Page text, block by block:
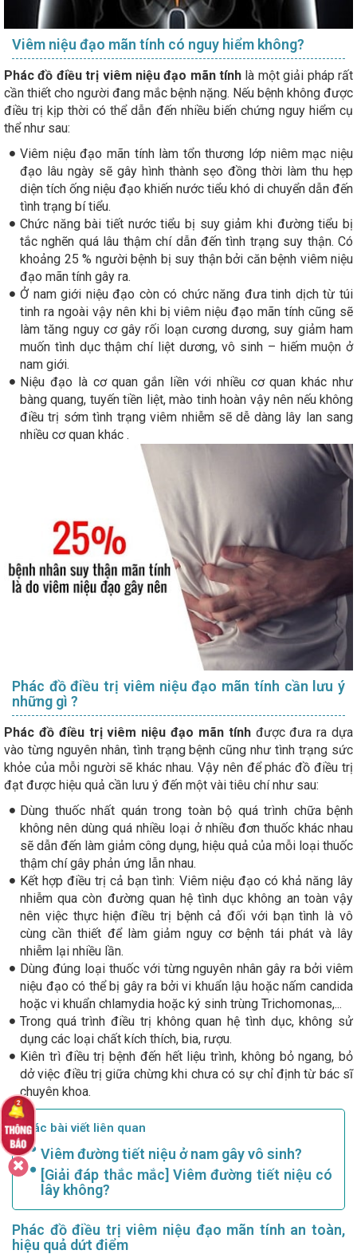
Viêm niệu đạo mãn tính có nguy hiểm không?
Phác đồ điều trị viêm niệu đạo mãn tính là một giải pháp rất
cần thiết cho người đang mắc bệnh nặng. Nếu bệnh không được
điều trị kịp thời có thể dẫn đến nhiều biến chứng nguy hiểm cụ
thể như sau:
Viêm niệu đạo mãn tính làm tổn thương lớp niêm mạc niệu
đạo lâu ngày sẽ gây hình thành sẹo đồng thời làm thu hẹp
diện tích ống niệu đạo khiến nước tiểu khó di chuyển dẫn đến
tình trạng bí tiểu.
Chức năng bài tiết nước tiểu bị suy giảm khi đường tiểu bị
tắc nghẽn quá lâu thậm chí dẫn đến tình trạng suy thận. Có
khoảng 25 % người bệnh bị suy thận bởi căn bệnh viêm niệu
đạo mãn tính gây ra.
Ở nam giới niệu đạo còn có chức năng đưa tinh dịch từ túi
tinh ra ngoài vậy nên khi bị viêm niệu đạo mãn tính cũng sẽ
làm tăng nguy cơ gây rối loạn cương dương, suy giảm ham
muốn tình dục thậm chí liệt dương, vô sinh – hiếm muộn ở
nam giới.
Niệu đạo là cơ quan gắn liền với nhiều cơ quan khác như
bàng quang, tuyến tiền liệt, mào tinh hoàn vậy nên nếu không
điều trị sớm tình trạng viêm nhiễm sẽ dễ dàng lây lan sang
nhiều cơ quan khác .
Phác đồ điều trị viêm niệu đạo mãn tính cần lưu ý
những gì ?
Phác đồ điều trị viêm niệu đạo mãn tính được đưa ra dựa
vào từng nguyên nhân, tình trạng bệnh cũng như tình trạng sức
khỏe của mỗi người sẽ khác nhau. Vậy nên để phác đồ điều trị
đạt được hiệu quả cần lưu ý đến một vài tiêu chí như sau:
Dùng thuốc nhất quán trong toàn bộ quá trình chữa bệnh
không nên dùng quá nhiều loại ở nhiều đơn thuốc khác nhau
sẽ dẫn đến làm giảm công dụng, hiệu quả của mỗi loại thuốc
thậm chí gây phản ứng lẫn nhau.
Kết hợp điều trị cả bạn tình: Viêm niệu đạo có khả năng lây
nhiễm qua còn đường quan hệ tình dục không an toàn vậy
nên việc thực hiện điều trị bệnh cả đối với bạn tình là vô
cùng cần thiết để làm giảm nguy cơ bệnh tái phát và lây
nhiễm lại nhiều lần.
Dùng đúng loại thuốc với từng nguyên nhân gây ra bởi viêm
niệu đạo có thể bị gây ra bởi vi khuẩn lậu hoặc nấm candida
hoặc vi khuẩn chlamydia hoặc ký sinh trùng Trichomonas,...
Trong quá trình điều trị không quan hệ tình dục, không sử
dụng các loại chất kích thích, bia, rượu.
Kiên trì điều trị bệnh đến hết liệu trình, không bỏ ngang, bỏ
dở việc điều trị giữa chừng khi chưa có sự chỉ định từ bác sĩ
chuyên khoa.
Các bài viết liên quan
Viêm đường tiết niệu ở nam gây vô sinh?
[Giải đáp thắc mắc] Viêm đường tiết niệu có
lây không?
Phác đồ điều trị viêm niệu đạo mãn tính an toàn,
hiệu quả dứt điểm